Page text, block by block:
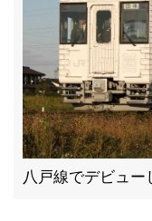
八戸線でデビュー